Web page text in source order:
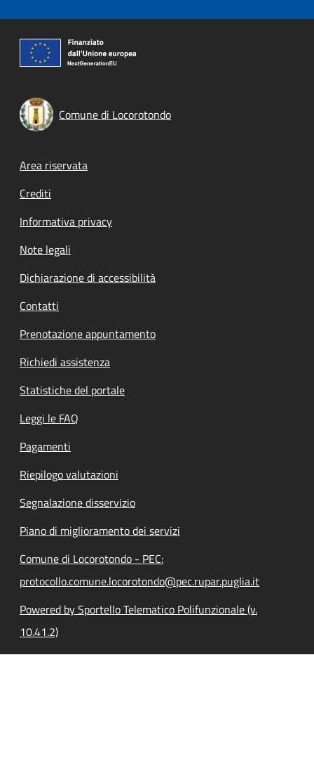
Comune di Locorotondo
Footer menu
Area riservata
Crediti
Informativa privacy
Note legali
Dichiarazione di accessibilità
Contatti
Prenotazione appuntamento
Richiedi assistenza
Statistiche del portale
Leggi le FAQ
Pagamenti
Riepilogo valutazioni
Segnalazione disservizio
Piano di miglioramento dei servizi
Comune di Locorotondo - PEC:
protocollo.comune.locorotondo@pec.rupar.puglia.it
Powered by Sportello Telematico Polifunzionale (v.
10.41.2)